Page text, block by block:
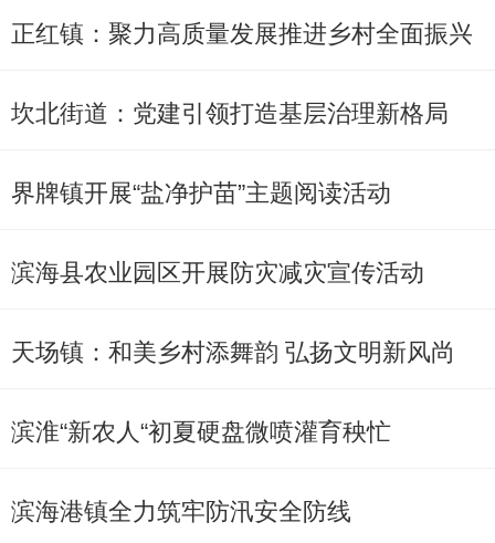
正红镇：聚力高质量发展推进乡村全面振兴
坎北街道：党建引领打造基层治理新格局
界牌镇开展“盐净护苗”主题阅读活动
滨海县农业园区开展防灾减灾宣传活动
天场镇：和美乡村添舞韵 弘扬文明新风尚
滨淮“新农人“初夏硬盘微喷灌育秧忙
滨海港镇全力筑牢防汛安全防线